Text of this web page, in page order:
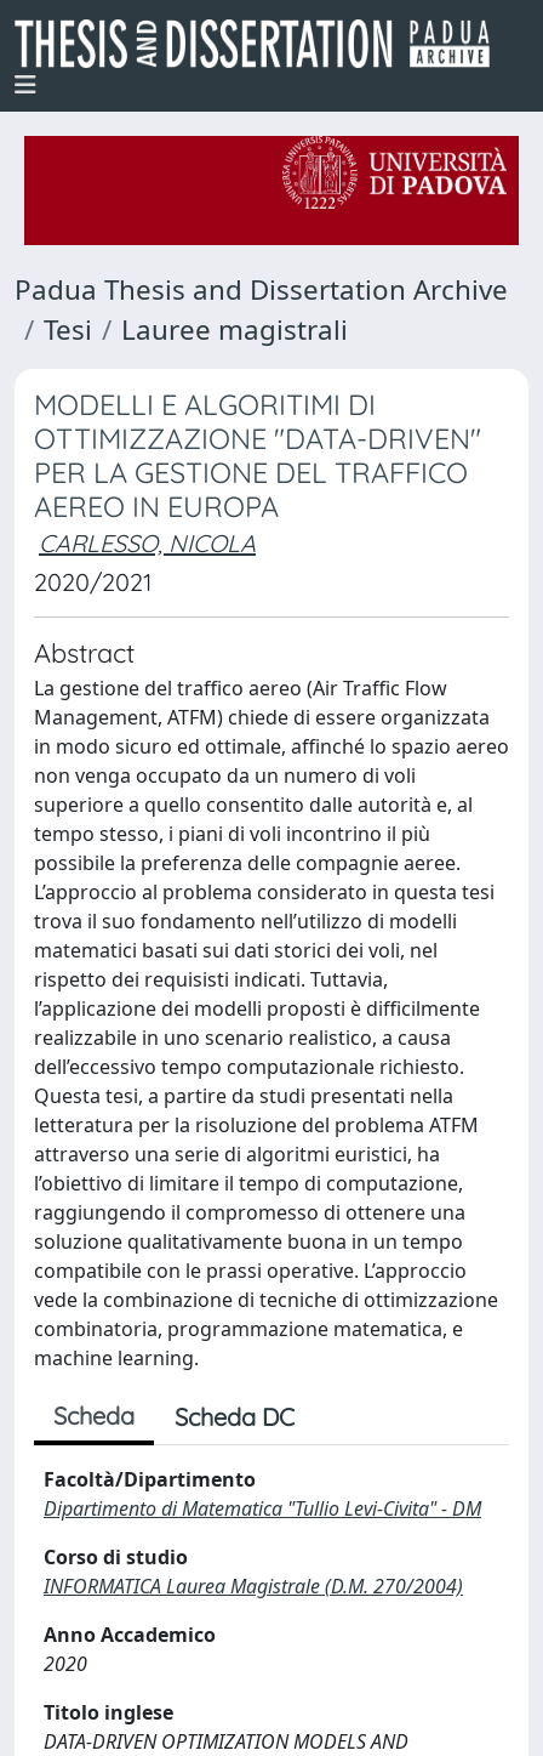
Padua Thesis and Dissertation Archive
Tesi
Lauree magistrali
MODELLI E ALGORITIMI DI
OTTIMIZZAZIONE "DATA-DRIVEN"
PER LA GESTIONE DEL TRAFFICO
AEREO IN EUROPA
CARLESSO, NICOLA
2020/2021
Abstract
La gestione del traffico aereo (Air Traffic Flow
Management, ATFM) chiede di essere organizzata
in modo sicuro ed ottimale, affinché lo spazio aereo
non venga occupato da un numero di voli
superiore a quello consentito dalle autorità e, al
tempo stesso, i piani di voli incontrino il più
possibile la preferenza delle compagnie aeree.
L’approccio al problema considerato in questa tesi
trova il suo fondamento nell’utilizzo di modelli
matematici basati sui dati storici dei voli, nel
rispetto dei requisisti indicati. Tuttavia,
l’applicazione dei modelli proposti è difficilmente
realizzabile in uno scenario realistico, a causa
dell’eccessivo tempo computazionale richiesto.
Questa tesi, a partire da studi presentati nella
letteratura per la risoluzione del problema ATFM
attraverso una serie di algoritmi euristici, ha
l’obiettivo di limitare il tempo di computazione,
raggiungendo il compromesso di ottenere una
soluzione qualitativamente buona in un tempo
compatibile con le prassi operative. L’approccio
vede la combinazione di tecniche di ottimizzazione
combinatoria, programmazione matematica, e
machine learning.
Scheda Scheda DC
Facoltà/Dipartimento
Dipartimento di Matematica "Tullio Levi-Civita" - DM
Corso di studio
INFORMATICA Laurea Magistrale (D.M. 270/2004)
Anno Accademico
2020
Titolo inglese
DATA-DRIVEN OPTIMIZATION MODELS AND